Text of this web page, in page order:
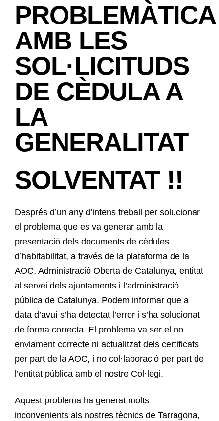
PROBLEMÀTICA
AMB LES
SOL·LICITUDS
DE CÈDULA A
LA
GENERALITAT
SOLVENTAT !!
Després d’un any d’intens treball per solucionar
el problema que es va generar amb la
presentació dels documents de cèdules
d’habitabilitat, a través de la plataforma de la
AOC, Administració Oberta de Catalunya, entitat
al servei dels ajuntaments i l’administració
pública de Catalunya. Podem informar que a
data d’avuí s’ha detectat l’error i s’ha solucionat
de forma correcta. El problema va ser el no
enviament correcte ni actualitzat dels certificats
per part de la AOC, i no col·laboració per part de
l’entitat pública amb el nostre Col·legi.
Aquest problema ha generat molts
inconvenients als nostres tècnics de Tarragona,